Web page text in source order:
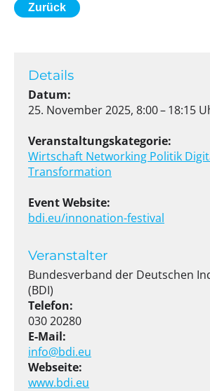
Details
Datum:
25. November 2025, 8:00 – 18:15
Veranstaltungskategorie:
Wirtschaft Networking Politik
Transformation
Event Website:
bdi.eu/innonation-festival
Veranstalter
Bundesverband der Deutschen
(BDI)
Telefon:
030 20280
E-Mail:
info@bdi.eu
Webseite:
www.bdi.eu
Zurück